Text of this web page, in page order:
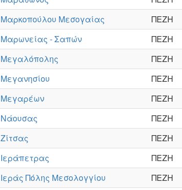
Μαρκοπούλου Μεσογαίας ΠΕΖΗ
Μαρωνείας - Σαπών ΠΕΖΗ
Μεγαλόπολης ΠΕΖΗ
Μεγανησίου ΠΕΖΗ
Μεγαρέων ΠΕΖΗ
Νάουσας ΠΕΖΗ
Ζίτσας ΠΕΖΗ
Ιεράπετρας ΠΕΖΗ
Ιεράς Πόλης Μεσολογγίου ΠΕΖΗ